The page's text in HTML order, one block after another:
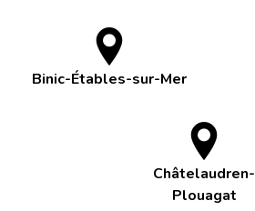
Binic-Étables-sur-Mer
Châtelaudren-
Plouagat